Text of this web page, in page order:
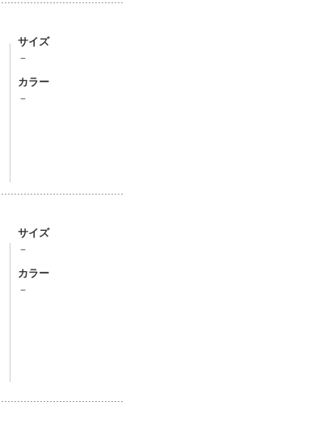
サイズ
－
カラー
－
サイズ
－
カラー
－